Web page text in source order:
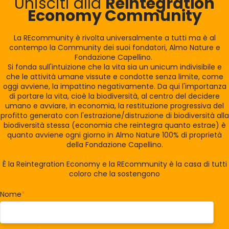
Economy Community
La REcommunity è rivolta universalmente a tutti ma è al
contempo la Community dei suoi fondatori, Almo Nature e
Fondazione Capellino.
Si fonda sull'intuizione che la vita sia un unicum indivisibile e
che le attività umane vissute e condotte senza limite, come
oggi avviene, la impattino negativamente. Da qui l'importanza
di portare la vita, cioè la biodiversità, al centro del decidere
umano e avviare, in economia, la restituzione progressiva del
profitto generato con l'estrazione/distruzione di biodiversità alla
biodiversità stessa (economia che reintegra quanto estrae) è
quanto avviene ogni giorno in Almo Nature 100% di proprietà
della Fondazione Capellino.
È la Reintegration Economy e la REcommunity è la casa di tutti
coloro che la sostengono
Nome*